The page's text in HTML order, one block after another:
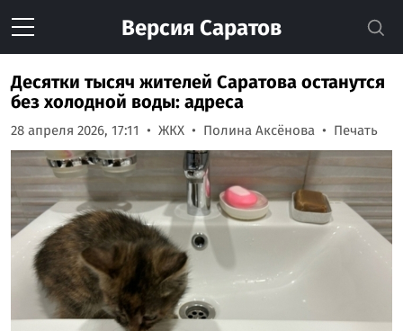
Версия Саратов
Десятки тысяч жителей Саратова останутся
без холодной воды: адреса
28 апреля 2026, 17:11 ЖКХ Полина Аксёнова Печать